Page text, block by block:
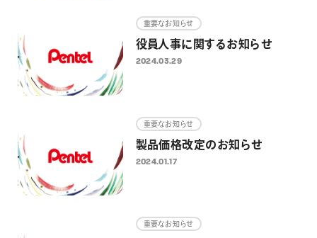
重要なお知らせ
役員人事に関するお知らせ
2024.03.29
重要なお知らせ
製品価格改定のお知らせ
2024.01.17
重要なお知らせ